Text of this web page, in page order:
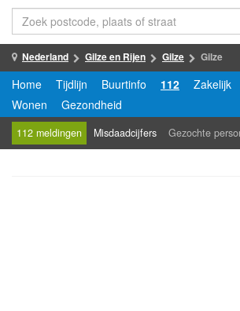
Nederland Gilze en Rijen Gilze Gilze
Home Tijdlijn Buurtinfo 112 Zakelijk
Wonen
Gezondheid
112 meldingen Misdaadcijfers Gezochte